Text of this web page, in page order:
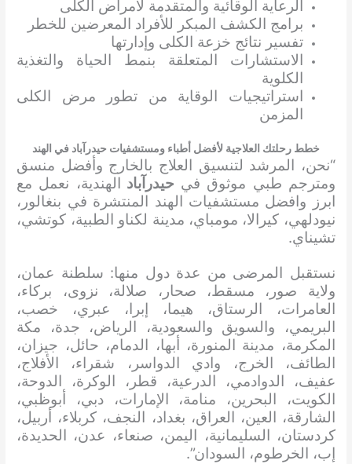
الرعاية الوقائية والمتقدمة لأمراض الكلى
برامج الكشف المبكر للأفراد المعرضين للخطر
تفسير نتائج خزعة الكلى وإدارتها
الاستشارات المتعلقة بنمط الحياة والتغذية
الكلوية
استراتيجيات الوقاية من تطور مرض الكلى
المزمن
خطط رحلتك العلاجية لأفضل أطباء ومستشفيات حيدرآباد في الهند
“نحن، المرشد لتنسيق العلاج بالخارج وأفضل منسق
ومترجم طبي موثوق في حيدرآباد الهندية، نعمل مع
ابرز وافضل مستشفيات الهند المنتشرة في بنغالور،
نيودلهي، كيرالا، مومباي، مدينة لكناو الطبية، كوتشي،
تشيناي.
نستقبل المرضى من عدة دول منها: سلطنة عمان،
ولاية صور، مسقط، صحار، صلالة، نزوى، بركاء،
العامرات، الرستاق، هيما، إبرا، عبري، خصب،
البريمي، والسويق والسعودية، الرياض، جدة، مكة
المكرمة، مدينة المنورة، أبها، الدمام، حائل، جيزان،
الطائف، الخرج، وادي الدواسر، شقراء، الأفلاج،
عفيف، الدوادمي، الدرعية، قطر، الوكرة، الدوحة،
الكويت، البحرين، منامة، الإمارات، دبي، أبوظبي،
الشارقة، العين، العراق، بغداد، النجف، كربلاء، أربيل،
كردستان، السليمانية، اليمن، صنعاء، عدن، الحديدة،
إب، الخرطوم، السودان”.